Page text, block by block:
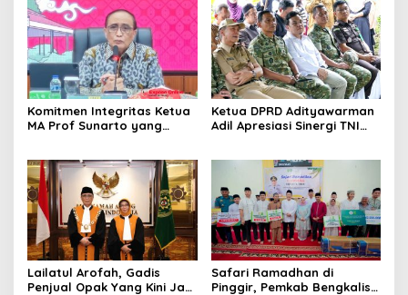
Komitmen Integritas Ketua
MA Prof Sunarto yang
saat Junker ke daerah
Ketua DPRD Adityawarman
Adil Apresiasi Sinergi TNI
Lailatul Arofah, Gadis
Penjual Opak Yang Kini Jadi
Safari Ramadhan di
Pinggir, Pemkab Bengkalis